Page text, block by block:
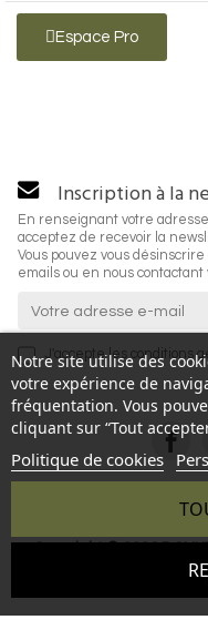
Espace Pro
Notre site utilise des
votre expérience de
fréquentation. Vous
cliquant sur “Tout
Politique de cookies
Inscription à la
En renseignant votre
acceptez de recevoir la
Vous pouvez vous
emails ou en nous
J'accepte les conditions
- Reproduction